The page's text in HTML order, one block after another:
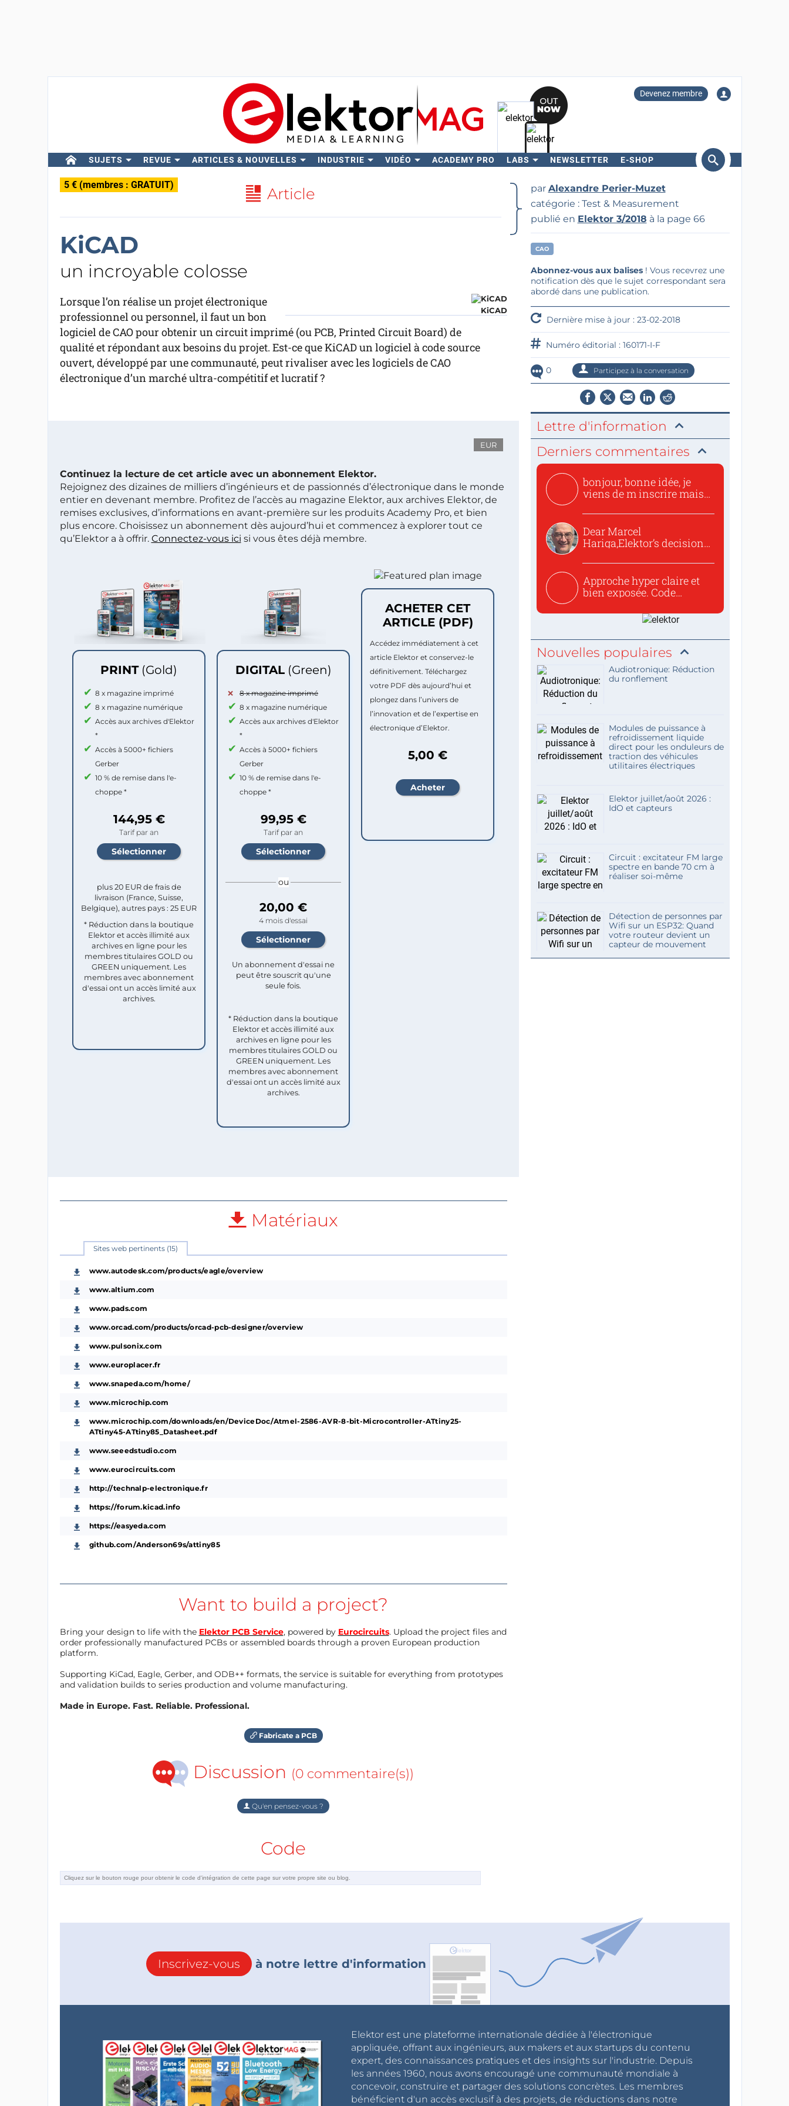
Devenez membre
SUJETS REVUE ARTICLES & NOUVELLES INDUSTRIE VIDÉO ACADEMY PRO LABS NEWSLETTER E-SHOP
Rechercher
5 € (membres : GRATUIT) Article
KiCAD
un incroyable colosse
KiCAD
Lorsque l’on réalise un projet électronique
professionnel ou personnel, il faut un bon
logiciel de CAO pour obtenir un circuit imprimé (ou PCB, Printed Circuit Board) de
qualité et répondant aux besoins du projet. Est-ce que KiCAD un logiciel à code source
ouvert, développé par une communauté, peut rivaliser avec les logiciels de CAO
électronique d’un marché ultra-compétitif et lucratif ?
EUR
Continuez la lecture de cet article avec un abonnement Elektor.
Rejoignez des dizaines de milliers d’ingénieurs et de passionnés d’électronique dans le monde
entier en devenant membre. Profitez de l’accès au magazine Elektor, aux archives Elektor, de
remises exclusives, d’informations en avant-première sur les produits Academy Pro, et bien
plus encore. Choisissez un abonnement dès aujourd’hui et commencez à explorer tout ce
qu’Elektor a à offrir. Connectez-vous ici si vous êtes déjà membre.
PRINT (Gold)
8 x magazine imprimé
8 x magazine numérique
Accès aux archives d'Elektor
*
Accès à 5000+ fichiers
Gerber
10 % de remise dans l'e-
choppe *
144,95 €
Tarif par an
plus 20 EUR de frais de
livraison (France, Suisse,
Belgique), autres pays : 25 EUR
* Réduction dans la boutique
Elektor et accès illimité aux
archives en ligne pour les
membres titulaires GOLD ou
GREEN uniquement. Les
membres avec abonnement
d'essai ont un accès limité aux
archives.
DIGITAL (Green)
8 x magazine imprimé
8 x magazine numérique
Accès aux archives d'Elektor
*
Accès à 5000+ fichiers
Gerber
10 % de remise dans l'e-
choppe *
99,95 €
Tarif par an
ou
20,00 €
4 mois d'essai
Un abonnement d'essai ne
peut être souscrit qu'une
seule fois.​
* Réduction dans la boutique
Elektor et accès illimité aux
archives en ligne pour les
membres titulaires GOLD ou
GREEN uniquement. Les
membres avec abonnement
d'essai ont un accès limité aux
archives.
ACHETER CET
ARTICLE (PDF)
Accédez immédiatement à cet
article Elektor et conservez-le
définitivement. Téléchargez
votre PDF dès aujourd’hui et
plongez dans l’univers de
l’innovation et de l’expertise en
électronique d’Elektor.
5,00 €
Matériaux
Sites web pertinents (15)
www.autodesk.com/products/eagle/overview
www.altium.com
www.pads.com
www.orcad.com/products/orcad-pcb-designer/overview
www.pulsonix.com
www.europlacer.fr
www.snapeda.com/home/
www.microchip.com
www.microchip.com/downloads/en/DeviceDoc/Atmel-2586-AVR-8-bit-Microcontroller-ATtiny25-
ATtiny45-ATtiny85_Datasheet.pdf
www.seeedstudio.com
www.eurocircuits.com
http://technalp-electronique.fr
https://forum.kicad.info
https://easyeda.com
github.com/Anderson69s/attiny85
Want to build a project?
Bring your design to life with the Elektor PCB Service, powered by Eurocircuits. Upload the project files and
order professionally manufactured PCBs or assembled boards through a proven European production
platform.
Supporting KiCad, Eagle, Gerber, and ODB++ formats, the service is suitable for everything from prototypes
and validation builds to series production and volume manufacturing.
Made in Europe. Fast. Reliable. Professional.
Fabricate a PCB
Discussion (0 commentaire(s))
Qu'en pensez-vous ?
Code
par Alexandre Perier-Muzet
catégorie : Test & Measurement
publié en Elektor 3/2018 à la page 66
CAO
Abonnez-vous aux balises! Vous recevrez une
notification dès que le sujet correspondant sera
abordé dans une publication.
Dernière mise à jour : 23-02-2018
Numéro éditorial : 160171-I-F
0 Participez à la conversation
Lettre d'information
Derniers commentaires
bonjour, bonne idée, je
viens de m inscrire mais
Dear Marcel
Hariga,Elektor’s decision
Approche hyper claire et
bien exposée. Code
Nouvelles populaires
Audiotronique: Réduction
du ronflement
Modules de puissance à
refroidissement liquide
direct pour les onduleurs de
traction des véhicules
utilitaires électriques
Elektor juillet/août 2026 :
IdO et capteurs
Circuit : excitateur FM large
spectre en bande 70 cm à
réaliser soi-même
Détection de personnes par
Wifi sur un ESP32: Quand
votre routeur devient un
capteur de mouvement
Inscrivez-vous à notre lettre d'information
Elektor est une plateforme internationale dédiée à l'électronique
appliquée, offrant aux ingénieurs, aux makers et aux startups du contenu
expert, des connaissances pratiques et des insights sur l'industrie. Depuis
les années 1960, nous avons encouragé une communauté mondiale à
concevoir, construire et partager des solutions concrètes. Les membres
bénéficient d'un accès exclusif à des projets, de réductions dans notre